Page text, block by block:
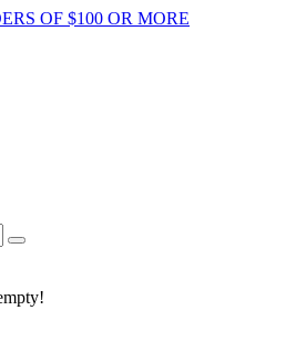
OF $100 OR MORE